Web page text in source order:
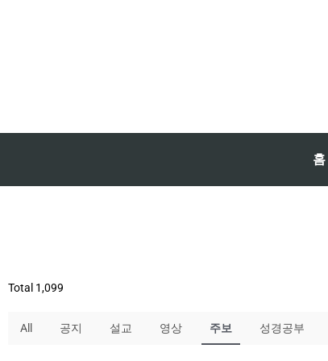
홈
Total 1,099
All 공지 설교 영상 주보 성경공부